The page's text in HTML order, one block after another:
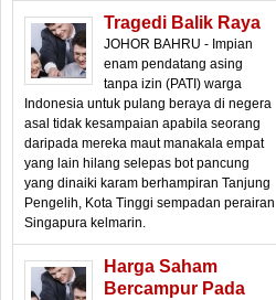
Tragedi Balik Raya
JOHOR BAHRU - Impian
enam pendatang asing
tanpa izin (PATI) warga
Indonesia untuk pulang beraya di negera
asal tidak kesampaian apabila seorang
daripada mereka maut manakala empat
yang lain hilang selepas bot pancung
yang dinaiki karam berhampiran Tanjung
Pengelih, Kota Tinggi sempadan perairan
Singapura kelmarin.
Harga Saham
Bercampur Pada